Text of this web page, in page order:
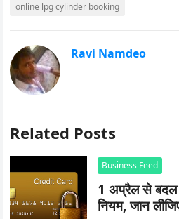
online lpg cylinder booking
Ravi Namdeo
Related Posts
Business Feed
1 अप्रैल से बदल
नियम, जान